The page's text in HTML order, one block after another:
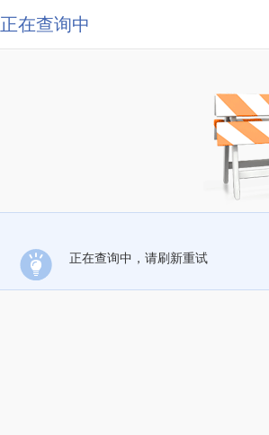
正在查询中
正在查询中，请刷新重试